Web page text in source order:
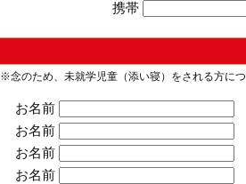
携帯
※念のため、未就学児童（添い寝）をされる方に
お名前
お名前
お名前
お名前